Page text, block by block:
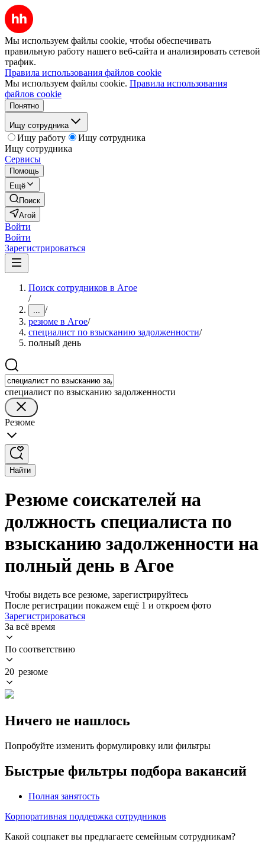
Мы используем файлы cookie, чтобы обеспечивать
правильную работу нашего веб-сайта и анализировать сетевой
трафик.
Правила использования файлов cookie
Мы используем файлы cookie. Правила использования
файлов cookie
Понятно
Ищу сотрудника
Ищу работу
Ищу сотрудника
Ищу сотрудника
Сервисы
Помощь
Ещё
Поиск
Агой
Войти
Войти
Зарегистрироваться
Поиск сотрудников в Агое
/
... /
резюме в Агое/
специалист по взысканию задолженности/
полный день
специалист по взысканию задолженности
Резюме
Найти
Резюме соискателей на
должность специалиста по
взысканию задолженности на
полный день в Агое
Чтобы видеть все резюме, зарегистрируйтесь
После регистрации покажем ещё 1 и откроем фото
Зарегистрироваться
За всё время
По соответствию
20 резюме
Ничего не нашлось
Попробуйте изменить формулировку или фильтры
Быстрые фильтры подбора вакансий
Полная занятость
Корпоративная поддержка сотрудников
Какой соцпакет вы предлагаете семейным сотрудникам?